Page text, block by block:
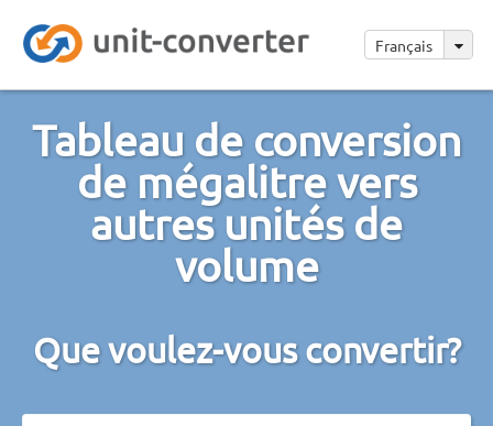
Français
Tableau de conversion
de mégalitre vers
autres unités de
volume
Que voulez-vous convertir?